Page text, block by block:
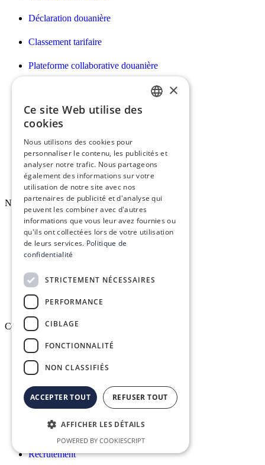
Déclaration douanière
Classement tarifaire
Plateforme collaborative douanière
Déclarations Intrastat/EMEBI DES
Facturation des prestations douanières
Déclaration e-commerce H7
Nos services
Formation réglementaire
Formation aux logiciels
Services d’infogérance
Conex
Qui sommes-nous ?
Nos engagements
Le groupe Conex
Recrutement
×
Ce site Web utilise des
cookies
Nous utilisons des cookies pour
personnaliser le contenu, les publicités et
analyser notre trafic. Nous partageons
également des informations sur votre
utilisation de notre site avec nos
partenaires de publicité et d'analyse qui
peuvent les combiner avec d'autres
informations que vous leur avez fournies ou
qu'ils ont collectées lors de votre utilisation
de leurs services. Politique de
confidentialité
STRICTEMENT NÉCESSAIRES
PERFORMANCE
CIBLAGE
FONCTIONNALITÉ
NON CLASSIFIÉS
ACCEPTER TOUT REFUSER TOUT
AFFICHER LES DÉTAILS
POWERED BY COOKIESCRIPT